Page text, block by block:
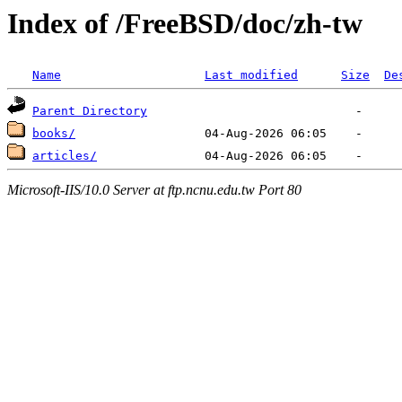
Index of /FreeBSD/doc/zh-tw
Name Last modified Size
Parent Directory
books/
articles/
Microsoft-IIS/10.0 Server at ftp.ncnu.edu.tw Port 80